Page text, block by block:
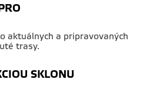
aktuálnych a pripravovaných
trasy.
SKLONU